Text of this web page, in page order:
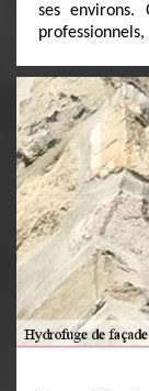
ses environs.